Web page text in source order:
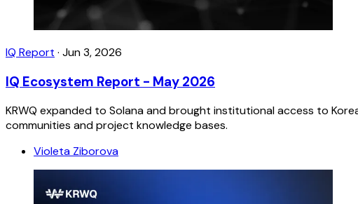
IQ Report · Jun 3, 2026
IQ Ecosystem Report - May 2026
KRWQ expanded to Solana and brought institutional access to
communities and project knowledge bases.
Violeta Ziborova